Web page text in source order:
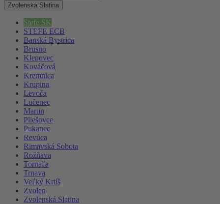
Zvolenská Slatina
Stefe SK
STEFE ECB
Banská Bystrica
Brusno
Klenovec
Kováčová
Kremnica
Krupina
Levoča
Lučenec
Martin
Pliešovce
Pukanec
Revúca
Rimavská Sobota
Rožňava
Tornaľa
Trnava
Veľký Krtíš
Zvolen
Zvolenská Slatina